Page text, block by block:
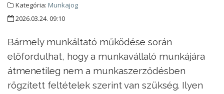
Kategória: Munkajog
2026.03.24. 09:10
Bármely munkáltató működése során
előfordulhat, hogy a munkavállaló munkájára
átmenetileg nem a munkaszerződésben
rögzített feltételek szerint van szükség. Ilyen